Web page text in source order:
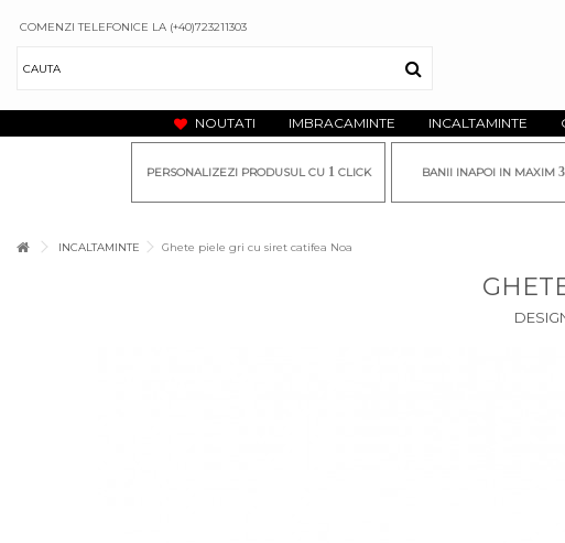
COMENZI TELEFONICE LA (+40)723211303
NOUTATI IMBRACAMINTE INCALTAMINTE
PERSONALIZEZI PRODUSUL CU 1CLICK BANII INAPOI IN MAXIM 3
INCALTAMINTE Ghete piele gri cu siret catifea Noa